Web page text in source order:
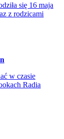
się 16 maja
z rodzicami
w czasie
Radia